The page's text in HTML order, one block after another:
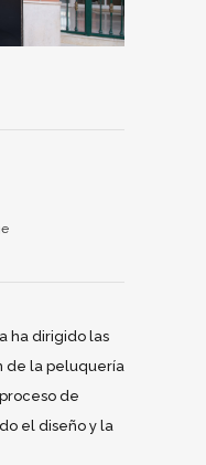
ha dirigido las
de la peluquería
de
el diseño y la